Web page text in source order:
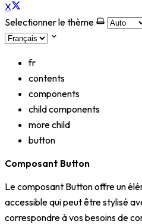
X
Selectionner le thème
fr
contents
components
child components
more child
button
Composant Button
Le composant Button offre un
accessible qui peut être stylisé
correspondre à vos besoins de